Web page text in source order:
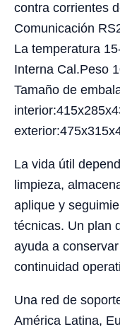
contra corrientes
Comunicación
La temperatura
Interna Cal.Peso
Tamaño de
La vida útil
limpieza,
aplique y
técnicas. Un plan
ayuda a
continuidad
Una red de
América Latina,